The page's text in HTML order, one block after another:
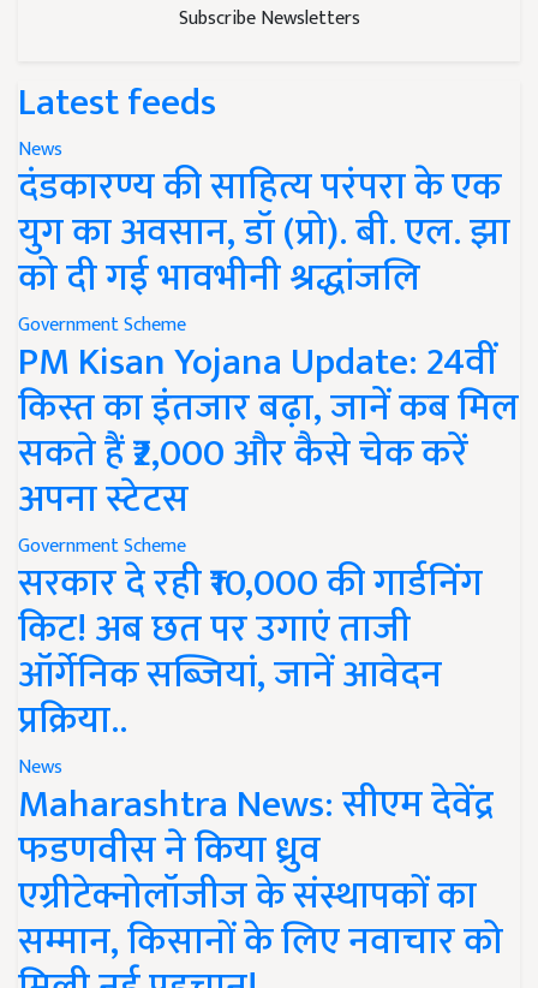
Subscribe Newsletters
Latest feeds
News
दंडकारण्य की साहित्य परंपरा के एक
युग का अवसान, डॉ (प्रो). बी. एल. झा
को दी गई भावभीनी श्रद्धांजलि
Government Scheme
PM Kisan Yojana Update: 24वीं
किस्त का इंतजार बढ़ा, जानें कब मिल
सकते हैं ₹2,000 और कैसे चेक करें
अपना स्टेटस
Government Scheme
सरकार दे रही ₹10,000 की गार्डनिंग
किट! अब छत पर उगाएं ताजी
ऑर्गेनिक सब्जियां, जानें आवेदन
प्रक्रिया..
News
Maharashtra News: सीएम देवेंद्र
फडणवीस ने किया ध्रुव
एग्रीटेक्नोलॉजीज के संस्थापकों का
सम्मान, किसानों के लिए नवाचार को